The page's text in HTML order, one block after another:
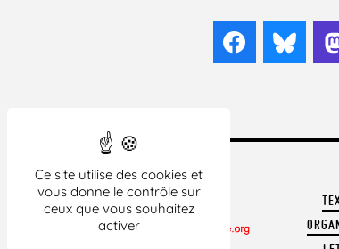
Ce site utilise des cookies et
vous donne le contrôle sur
ceux que vous souhaitez
activer
Facebook